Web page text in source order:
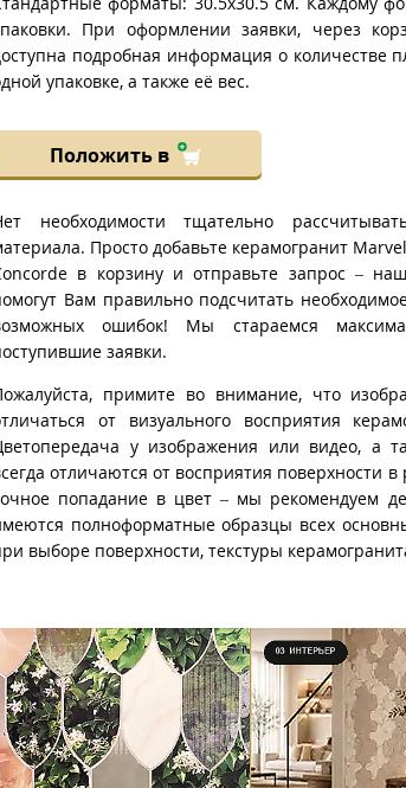
При оформлении заявки, через
подробная информация о количестве
упаковке, а также её вес.
Положить в
необходимости тщательно
Просто добавьте керамогранит
в корзину и отправьте запрос –
Вам правильно подсчитать
ошибок! Мы стараемся
заявки.
примите во внимание, что
от визуального восприятия
у изображения или видео, а
отличаются от восприятия поверхности
попадание в цвет – мы рекомендуем
полноформатные образцы всех
выборе поверхности, текстуры